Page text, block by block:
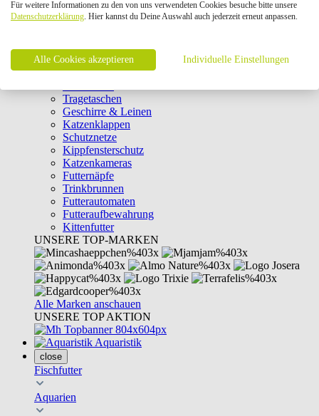
Intelligenzspielzeug
Laserpointer & Elektrospielzeug
Clicker & Target Sticks für Katzen
Weiteres Katzenspielzeug
Transportboxen
Tragetaschen
Geschirre & Leinen
Katzenklappen
Schutznetze
Kippfensterschutz
Katzenkameras
Futternäpfe
Trinkbrunnen
Futterautomaten
Futteraufbewahrung
Kittenfutter
UNSERE TOP-MARKEN
Alle Marken anschauen
UNSERE TOP AKTION
Aquaristik
close
Fischfutter
Aquarien
Für weitere Informationen zu den von uns verwendeten Cookies besuche bitte unsere
Datenschutzerklärung. Hier kannst du Deine Auswahl auch jederzeit erneut anpassen.
Alle Cookies akzeptieren Individuelle Einstellungen